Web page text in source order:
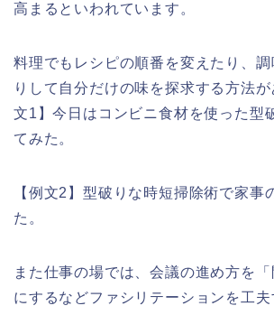
高まるといわれています。
料理でもレシピの順番を変えたり、調
りして自分だけの味を探求する方法が
文1】今日はコンビニ食材を使った型
てみた。
【例文2】型破りな時短掃除術で家事
た。
また仕事の場では、会議の進め方を「
にするなどファシリテーションを工